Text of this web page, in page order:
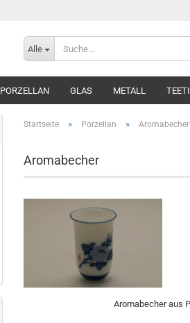
Alle
PORZELLAN GLAS METALL
Startseite » Porzellan » Aromabecher
Aromabecher
Aromabecher aus